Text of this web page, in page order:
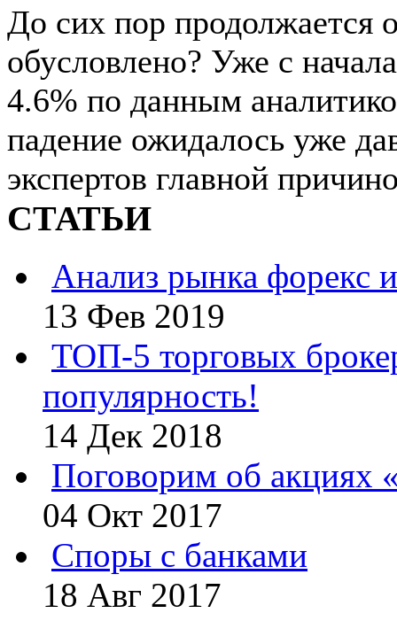
До сих пор продолжается
обусловлено? Уже с
4.6% по данным
падение ожидалось уже
экспертов главной
СТАТЬИ
Анализ рынка форекс
13 Фев 2019
ТОП-5 торговых
популярность!
14 Дек 2018
Поговорим об акциях
04 Окт 2017
Споры с банками
18 Авг 2017